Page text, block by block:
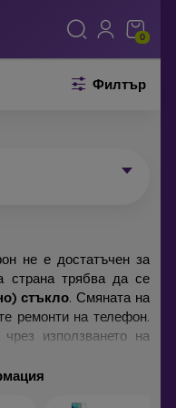
0
Филтър
не е достатъчен за
страна трябва да се
стъкло. Смяната на
ремонти на телефон.
използването на
съществува, но при